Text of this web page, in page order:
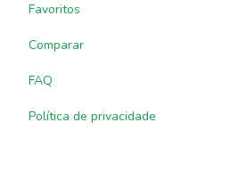
Favoritos
Comparar
FAQ
Política de privacidade